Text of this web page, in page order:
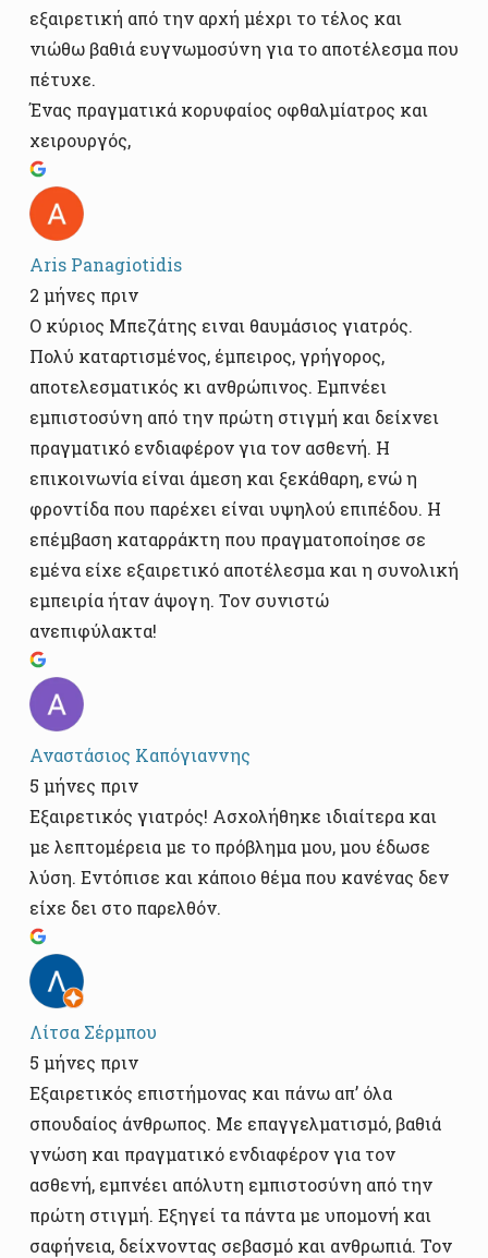
εξαιρετική από την αρχή μέχρι το τέλος και
νιώθω βαθιά ευγνωμοσύνη για το αποτέλεσμα που
πέτυχε.
Ένας πραγματικά κορυφαίος οφθαλμίατρος και
χειρουργός,
Aris Panagiotidis
2 μήνες πριν
Ο κύριος Μπεζάτης ειναι θαυμάσιος γιατρός.
Πολύ καταρτισμένος, έμπειρος, γρήγορος,
αποτελεσματικός κι ανθρώπινος. Εμπνέει
εμπιστοσύνη από την πρώτη στιγμή και δείχνει
πραγματικό ενδιαφέρον για τον ασθενή. Η
επικοινωνία είναι άμεση και ξεκάθαρη, ενώ η
φροντίδα που παρέχει είναι υψηλού επιπέδου. Η
επέμβαση καταρράκτη που πραγματοποίησε σε
εμένα είχε εξαιρετικό αποτέλεσμα και η συνολική
εμπειρία ήταν άψογη. Τον συνιστώ
ανεπιφύλακτα!
Αναστάσιος Καπόγιαννης
5 μήνες πριν
Εξαιρετικός γιατρός! Ασχολήθηκε ιδιαίτερα και
με λεπτομέρεια με το πρόβλημα μου, μου έδωσε
λύση. Εντόπισε και κάποιο θέμα που κανένας δεν
είχε δει στο παρελθόν.
Λίτσα Σέρμπου
5 μήνες πριν
Εξαιρετικός επιστήμονας και πάνω απ’ όλα
σπουδαίος άνθρωπος. Με επαγγελματισμό, βαθιά
γνώση και πραγματικό ενδιαφέρον για τον
ασθενή, εμπνέει απόλυτη εμπιστοσύνη από την
πρώτη στιγμή. Εξηγεί τα πάντα με υπομονή και
σαφήνεια, δείχνοντας σεβασμό και ανθρωπιά. Τον